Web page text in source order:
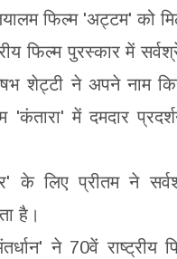
फिल्म 'अट्टम' को
फिल्म पुरस्कार में
शेट्टी ने अपने नाम
'कंतारा' में दमदार
के लिए प्रीतम ने
है।
ने 70वें राष्ट्रीय